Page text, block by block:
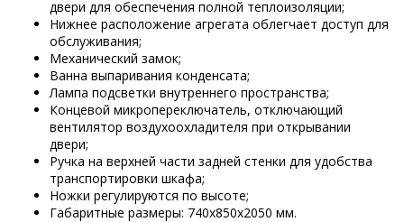
двери для обеспечения полной теплоизоляции;
Нижнее расположение агрегата облегчает доступ для
обслуживания;
Механический замок;
Ванна выпаривания конденсата;
Лампа подсветки внутреннего пространства;
Концевой микропереключатель, отключающий
вентилятор воздухоохладителя при открывании
двери;
Ручка на верхней части задней стенки для удобства
транспортировки шкафа;
Ножки регулируются по высоте;
Габаритные размеры: 740x850x2050 мм.